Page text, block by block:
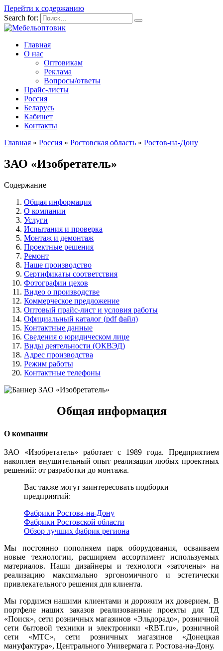
Перейти к содержанию
Search for:
Главная
О нас
Оптовикам
Реклама
Вопросы/ответы
Прайс-листы
Россия
Беларусь
Кабинет
Контакты
Главная » Россия » Ростовская область » Ростов-на-Дону
ЗАО «Изобретатель»
Содержание
Общая информация
О компании
Услуги
Испытания и проверка
Монтаж и демонтаж
Проектные решения
Ремонт
Наше производство
Сертификаты соответствия
Фотографии цехов
Видео о производстве
Коммерческое предложение
Оптовый прайс-лист и условия работы
Официальный каталог (pdf файл)
Контактные данные
Сведения о юридическом лице
Виды деятельности (ОКВЭД)
Адрес производства
Режим работы
Контактные телефоны
Общая информация
О компании
ЗАО «Изобретатель» работает с 1989 года. Предприятием
накоплен внушительный опыт реализации любых проектных
решений: от разработки до монтажа.
Вас также могут заинтересовать подборки
предприятий:
Фабрики Ростова-на-Дону
Фабрики Ростовской области
Обзор лучших фабрик региона
Мы постоянно пополняем парк оборудования, осваиваем
новые технологии, расширяем ассортимент используемых
материалов. Наши дизайнеры и технологи «заточены» на
реализацию максимально эргономичного и эстетически
привлекательного решения для клиента.
Мы гордимся нашими клиентами и дорожим их доверием. В
портфеле наших заказов реализованные проекты для ТД
«Поиск», сети розничных магазинов «Эльдорадо», розничной
сети бытовой техники и электроники «RBT.ru», розничной
сети «МТС», сети розничных магазинов «Донецкая
мануфактура», Центрального Универмага г. Ростова-на-Дону.